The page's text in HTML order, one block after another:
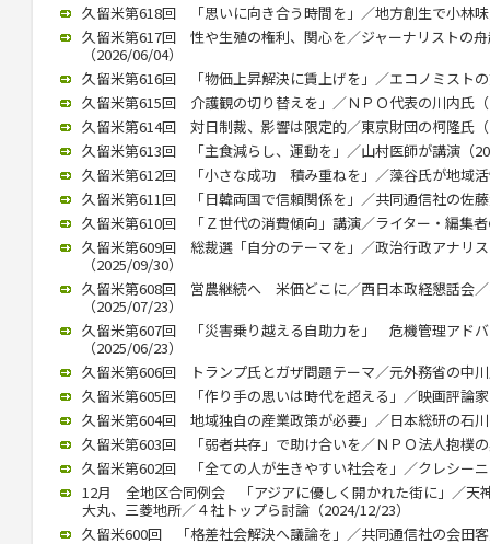
久留米第618回 「思いに向き合う時間を」／地方創生で小林
久留米第617回 性や生殖の権利、関心を／ジャーナリストの
（2026/06/04）
久留米第616回 「物価上昇解決に賃上げを」／エコノミスト
久留米第615回 介護観の切り替えを」／ＮＰＯ代表の川内氏
久留米第614回 対日制裁、影響は限定的／東京財団の柯隆氏
久留米第613回 「主食減らし、運動を」／山村医師が講演（
久留米第612回 「小さな成功 積み重ねを」／藻谷氏が地域
久留米第611回 「日韓両国で信頼関係を」／共同通信社の佐
久留米第610回 「Ｚ世代の消費傾向」講演／ライター・編集
久留米第609回 総裁選「自分のテーマを」／政治行政アナリ
（2025/09/30）
久留米第608回 営農継続へ 米価どこに／西日本政経懇話会／
（2025/07/23）
久留米第607回 「災害乗り越える自助力を」 危機管理アド
（2025/06/23）
久留米第606回 トランプ氏とガザ問題テーマ／元外務省の中
久留米第605回 「作り手の思いは時代を超える」／映画評論
久留米第604回 地域独自の産業政策が必要」／日本総研の石
久留米第603回 「弱者共存」で助け合いを／ＮＰＯ法人抱樸
久留米第602回 「全ての人が生きやすい社会を」／クレシー
12月 全地区合同例会 「アジアに優しく開かれた街に」／天
大丸、三菱地所／４社トップら討論（2024/12/23）
久留米600回 「格差社会解決へ議論を」／共同通信社の会田